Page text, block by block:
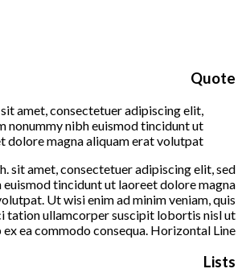
Quote
amet, consectetuer adipiscing elit,
nonummy nibh euismod tincidunt ut
dolore magna aliquam erat volutpat.
sit amet, consectetuer adipiscing elit, sed
euismod tincidunt ut laoreet dolore magna
Ut wisi enim ad minim veniam, quis
tation ullamcorper suscipit lobortis nisl ut
ea commodo consequa. Horizontal Line:
Lists